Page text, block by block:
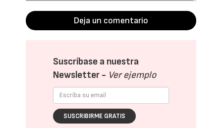
Deja un comentario
Suscríbase a nuestra
Newsletter - Ver ejemplo
SUSCRIBIRME GRATIS